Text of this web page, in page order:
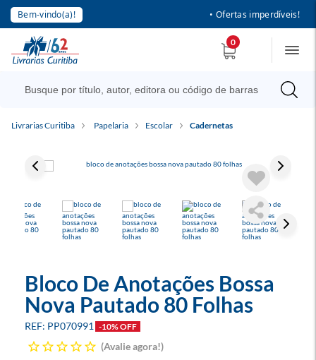
Bem-vindo(a)! • Ofertas imperdíveis!
0
Livrarias Curitiba Papelaria Escolar Cadernetas
Bloco De Anotações Bossa
Nova Pautado 80 Folhas
PP070991 -10% OFF
Avalie agora!